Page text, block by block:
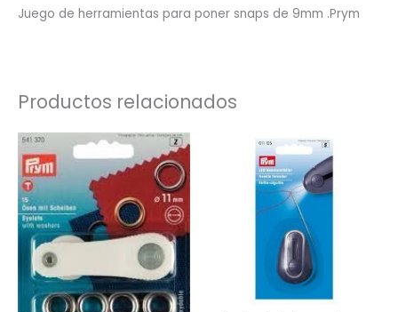
Juego de herramientas para poner snaps de 9mm .Prym
Productos relacionados